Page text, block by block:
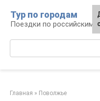
контенту
Тур по городам
Поездки по российским
Главная » Поволжье